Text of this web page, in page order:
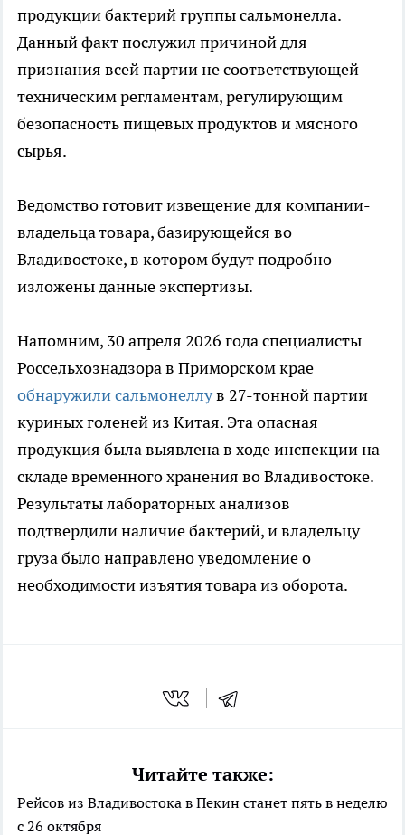
продукции бактерий группы сальмонелла.
Данный факт послужил причиной для
признания всей партии не соответствующей
техническим регламентам, регулирующим
безопасность пищевых продуктов и мясного
сырья.
Ведомство готовит извещение для компании-
владельца товара, базирующейся во
Владивостоке, в котором будут подробно
изложены данные экспертизы.
Напомним, 30 апреля 2026 года специалисты
Россельхознадзора в Приморском крае
обнаружили сальмонеллув 27-тонной партии
куриных голеней из Китая. Эта опасная
продукция была выявлена в ходе инспекции на
складе временного хранения во Владивостоке.
Результаты лабораторных анализов
подтвердили наличие бактерий, и владельцу
груза было направлено уведомление о
необходимости изъятия товара из оборота.
Читайте также:
Рейсов из Владивостока в Пекин станет пять в неделю
с 26 октября